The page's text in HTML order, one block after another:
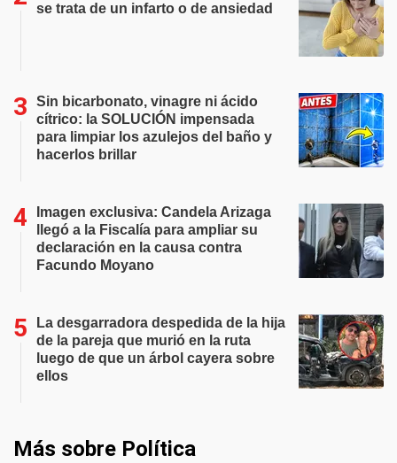
se trata de un infarto o de ansiedad
Sin bicarbonato, vinagre ni ácido
cítrico: la SOLUCIÓN impensada
para limpiar los azulejos del baño y
hacerlos brillar
Imagen exclusiva: Candela Arizaga
llegó a la Fiscalía para ampliar su
declaración en la causa contra
Facundo Moyano
La desgarradora despedida de la hija
de la pareja que murió en la ruta
luego de que un árbol cayera sobre
ellos
Más sobre Política